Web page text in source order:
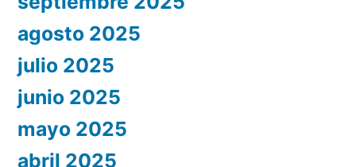
agosto 2025
julio 2025
junio 2025
mayo 2025
abril 2025